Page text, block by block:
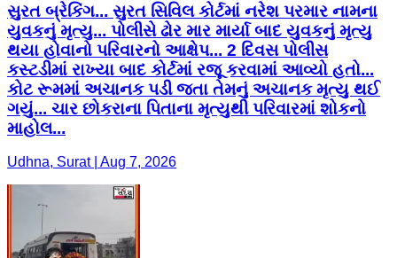
સુરત બ્રેકિંગ... સુરત સિવિલ કોર્ટમાં નરેશ પરમાર નામના
યુવકનું મૃત્યુ... પોલીસે ઢોર માર માર્યા બાદ યુવકનું મૃત્યુ
થયા હોવાનો પરિવારનો આક્ષેપ... 2 દિવસ પોલીસ
કસ્ટડીમાં રાખ્યા બાદ કોર્ટમાં રજૂ કરવામાં આવ્યો હતો...
કોટ રૂમમાં અચાનક પડી જતા તેમનું અચાનક મૃત્યુ થઈ
ગયું... ચાર છોકરાના પિતાના મૃત્યુથી પરિવારમાં શોકનો
માહોલ...
Udhna, Surat | Aug 7, 2026